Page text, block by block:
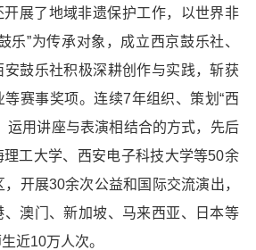
开展了地域非遗保护工作，以世界非
乐”为传承对象，成立西京鼓乐社、
鼓乐社积极深耕创作与实践，斩获
赛事奖项。连续7年组织、策划“西
运用讲座与表演相结合的方式，先后
工大学、西安电子科技大学等50余
开展30余次公益和国际交流演出，
、澳门、新加坡、马来西亚、日本等
近10万人次。